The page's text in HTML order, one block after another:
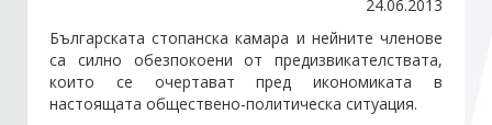
Дейности
24.06.2013
Българската стопанска камара и нейните членове
са силно обезпокоени от предизвикателствата,
които се очертават пред икономиката в
настоящата обществено-политическа ситуация.